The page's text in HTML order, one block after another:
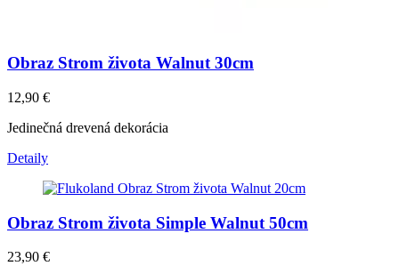
Obraz Strom života Walnut 30cm
12,90 €
Jedinečná drevená dekorácia
Detaily
Obraz Strom života Simple Walnut 50cm
23,90 €